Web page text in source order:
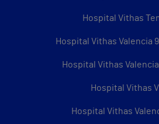
Hospital Vithas
Hospital Vithas Valencia
Hospital Vithas
Hospital Vithas
Hospital Vithas